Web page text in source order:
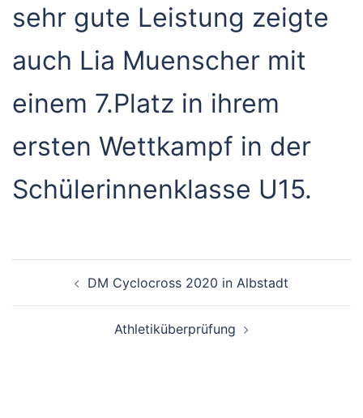
sehr gute Leistung zeigte
auch Lia Muenscher mit
einem 7.Platz in ihrem
ersten Wettkampf in der
Schülerinnenklasse U15.
DM Cyclocross 2020 in Albstadt
Athletiküberprüfung